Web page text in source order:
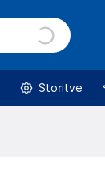
Storitve